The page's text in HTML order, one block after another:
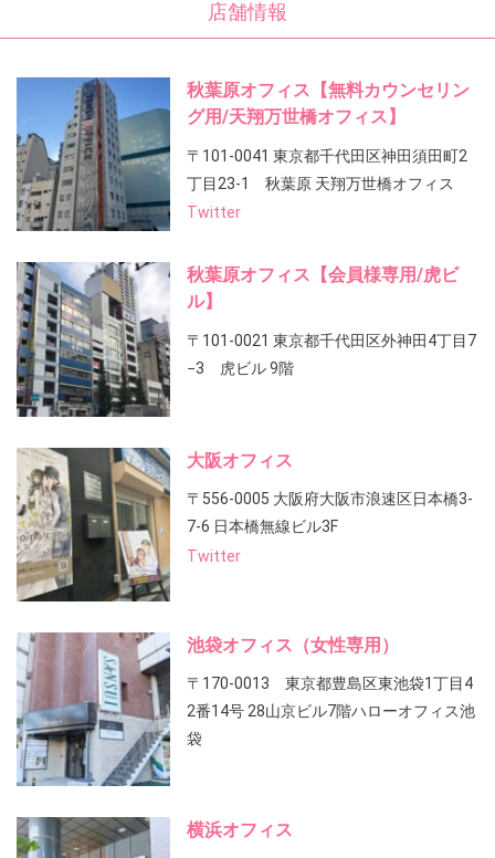
店舗情報
秋葉原オフィス【無料カウンセリン
グ用/天翔万世橋オフィス】
〒101-0041 東京都千代田区神田須田町2
丁目23-1 秋葉原 天翔万世橋オフィス
Twitter
秋葉原オフィス【会員様専用/虎ビ
ル】
〒101-0021 東京都千代田区外神田4丁目7
−3 虎ビル 9階
大阪オフィス
〒556-0005 大阪府大阪市浪速区日本橋3-
7-6 日本橋無線ビル3F
Twitter
池袋オフィス（女性専用）
〒170-0013 東京都豊島区東池袋1丁目4
2番14号 28山京ビル7階ハローオフィス池
袋
横浜オフィス